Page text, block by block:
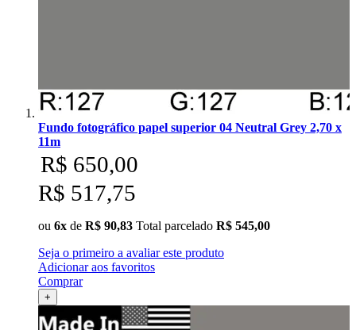
Waywel
ZG Cine
Zhiyun
ZIFON
ZSYB
Fundo fotográfico papel superior 04 Neutral Grey 2,70 x
11m
R$ 650,00
R$ 517,75
ou 6x de R$ 90,83 Total parcelado R$ 545,00
Seja o primeiro a avaliar este produto
Adicionar aos favoritos
Comprar
+